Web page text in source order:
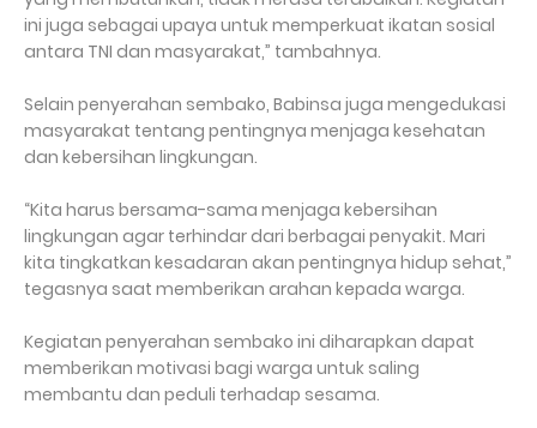
ini juga sebagai upaya untuk memperkuat ikatan sosial
antara TNI dan masyarakat,” tambahnya.
Selain penyerahan sembako, Babinsa juga mengedukasi
masyarakat tentang pentingnya menjaga kesehatan
dan kebersihan lingkungan.
“Kita harus bersama-sama menjaga kebersihan
lingkungan agar terhindar dari berbagai penyakit. Mari
kita tingkatkan kesadaran akan pentingnya hidup sehat,”
tegasnya saat memberikan arahan kepada warga.
Kegiatan penyerahan sembako ini diharapkan dapat
memberikan motivasi bagi warga untuk saling
membantu dan peduli terhadap sesama.